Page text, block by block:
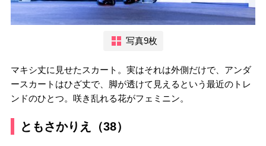
写真9枚
マキシ丈に見せたスカート。実はそれは外側だけで、アンダ
ースカートはひざ丈で、脚が透けて見えるという最近のトレ
ンドのひとつ。咲き乱れる花がフェミニン。
ともさかりえ（38）